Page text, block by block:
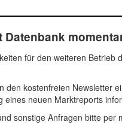
#2
18 elegante
sind bereits
Datenbank
für den weiteren
den kostenfreien Newsletter
eines neuen Marktreports
sonstige Anfragen bitte per